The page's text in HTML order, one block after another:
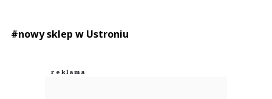
#nowy sklep w Ustroniu